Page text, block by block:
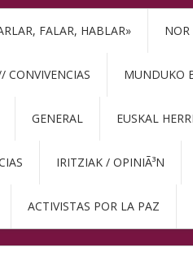
FALAR, HABLAR» NOR
CONVIVENCIAS MUNDUKO
GENERAL EUSKAL
IRITZIAK / OPINIÃ³N
ACTIVISTAS POR LA PAZ